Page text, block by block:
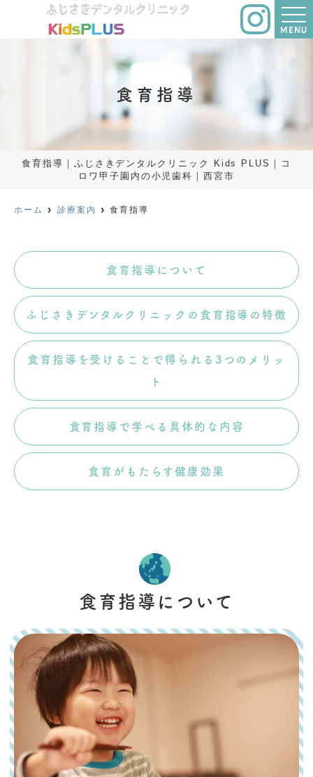
MENU
食育指導
食育指導｜ふじさきデンタルクリニック Kids PLUS｜コ
ロワ甲子園内の小児歯科｜西宮市
ホーム 診療案内 食育指導
食育指導について
ふじさきデンタルクリニックの食育指導の特徴
食育指導を受けることで得られる3つのメリッ
ト
食育指導で学べる具体的な内容
食育がもたらす健康効果
食育指導について